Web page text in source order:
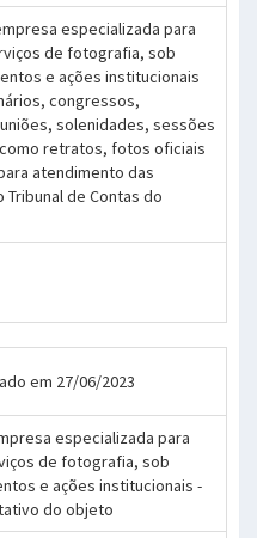
especializada para
de fotografia, sob
e ações institucionais
congressos,
solenidades, sessões
retratos, fotos oficiais
atendimento das
de Contas do
em 27/06/2023
especializada para
de fotografia, sob
e ações institucionais -
do objeto